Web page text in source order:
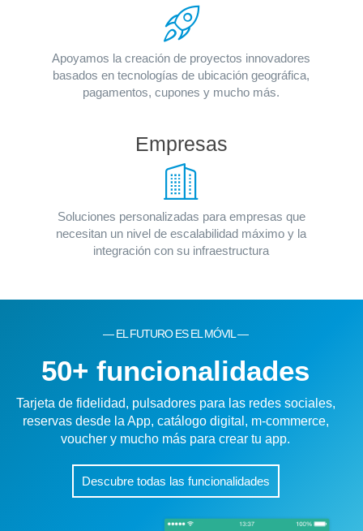
Apoyamos la creación de proyectos innovadores
basados en tecnologías de ubicación geográfica,
pagamentos, cupones y mucho más.
Empresas
Soluciones personalizadas para empresas que
necesitan un nivel de escalabilidad máximo y la
integración con su infraestructura
— UNA APP PARA FIDELIZAR —
Fidelidad
Programa y tarjeta de fidelidad digital, colección de
puntos y catálogo de premios en la aplicación.
Descubre el programa de fidelización